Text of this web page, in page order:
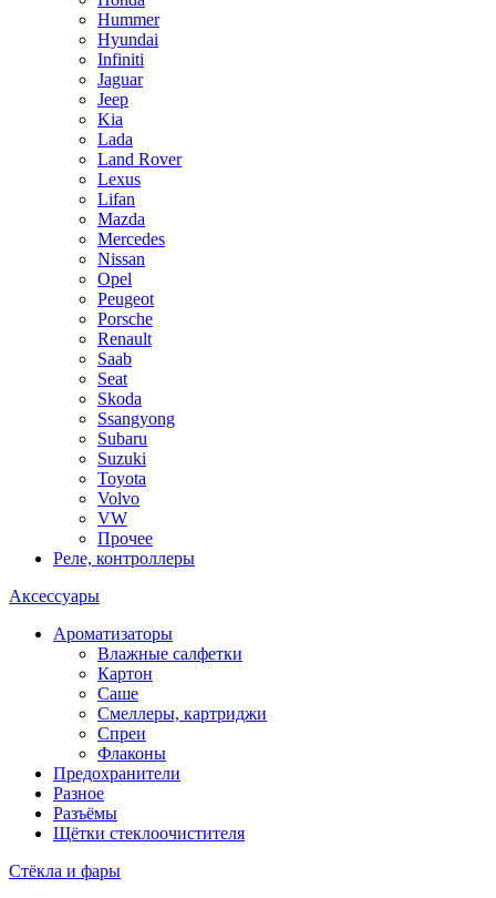
Hummer
Hyundai
Infiniti
Jaguar
Jeep
Kia
Lada
Land Rover
Lexus
Lifan
Mazda
Mercedes
Nissan
Opel
Peugeot
Porsche
Renault
Saab
Seat
Skoda
Ssangyong
Subaru
Suzuki
Toyota
Volvo
VW
Прочее
Реле, контроллеры
Аксессуары
Ароматизаторы
Влажные салфетки
Картон
Саше
Смеллеры, картриджи
Спреи
Флаконы
Предохранители
Разное
Разъёмы
Щётки стеклоочистителя
Стёкла и фары